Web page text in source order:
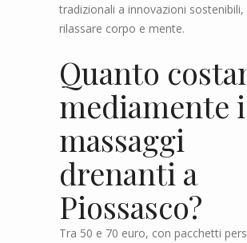
tradizionali a innovazioni sostenibili,
rilassare corpo e mente.
Quanto
mediamente i
massaggi
drenanti a
Piossasco?
Tra 50 e 70 euro, con pacchetti